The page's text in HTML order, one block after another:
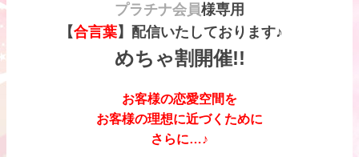
プラチナ会員様専用
【合言葉】配信いたしております♪
めちゃ割開催!!
お客様の恋愛空間を
お客様の理想に近づくために
さらに…♪